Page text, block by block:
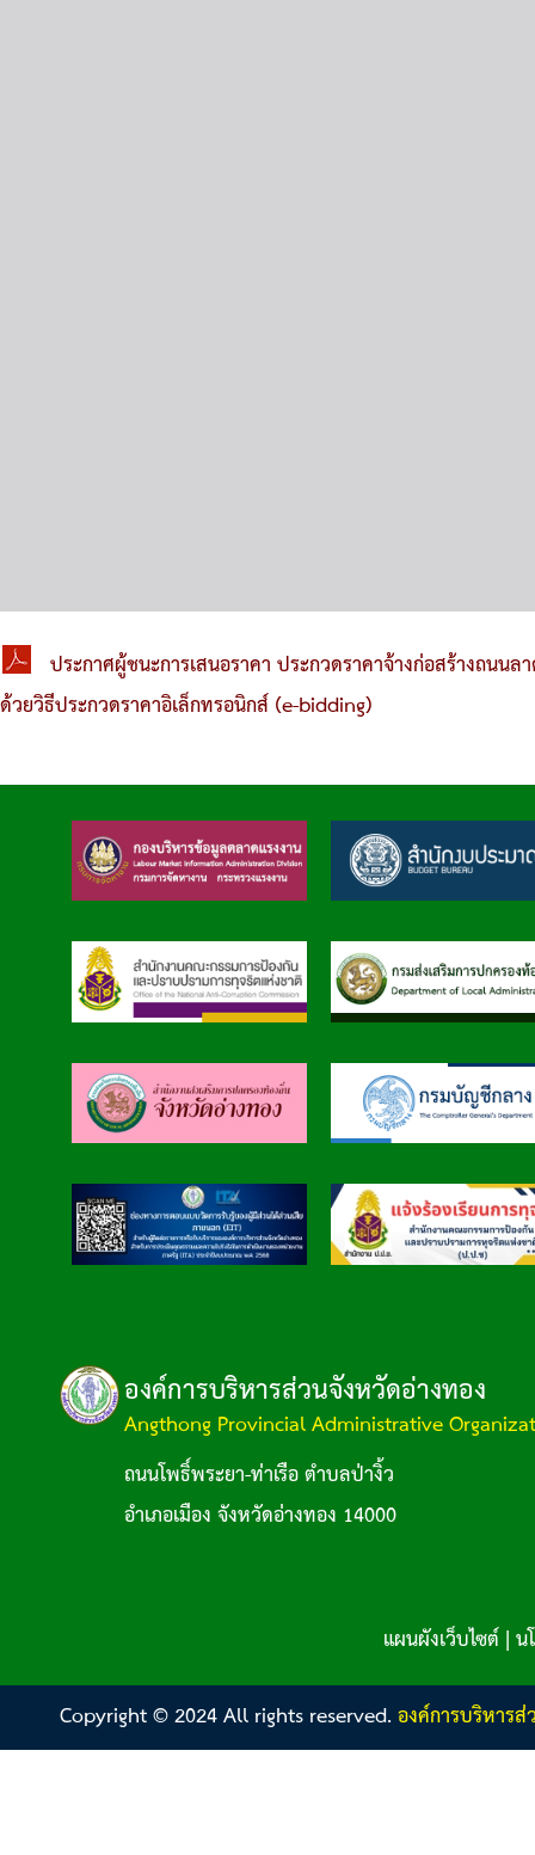
ประกาศผู้ชนะการเสนอราคา ประกวดราคาจ้างก่อสร้างถน
ด้วยวิธีประกวดราคาอิเล็กทรอนิกส์ (e-bidding)
องค์การบริหารส่วนจังหวัดอ่างทอง
Angthong Provincial Administrative
ถนนโพธิ์พระยา-ท่าเรือ ตำบลป่างิ้ว
อำเภอเมือง จังหวัดอ่างทอง 14000
แผนผังเว็บไซต์|น
Copyright © 2024 All rights reserved.องค์การบริหาร